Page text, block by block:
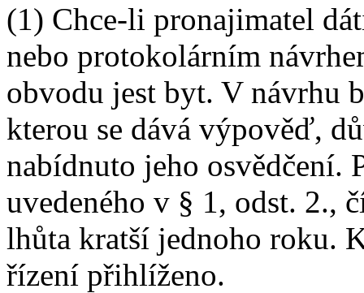
(1) Chce-li pronajimatel
nebo protokolárním
obvodu jest byt. V návrhu
kterou se dává výpověď,
nabídnuto jeho osvědčení.
uvedeného v § 1, odst. 2.,
lhůta kratší jednoho roku.
řízení přihlíženo.